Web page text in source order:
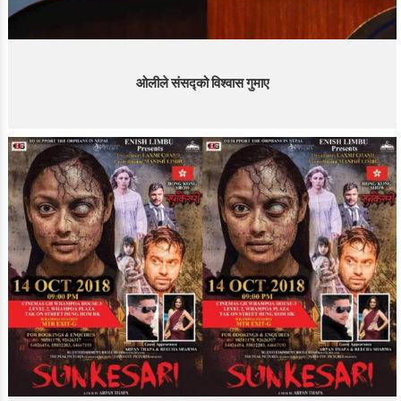
ओलीले संसद्को विश्‍वास गुमाए